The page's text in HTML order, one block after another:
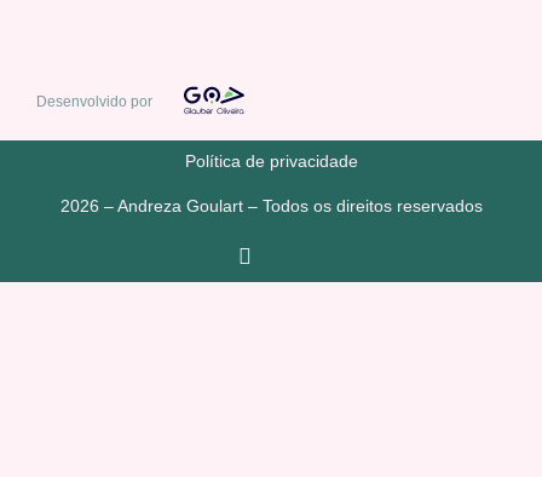
Desenvolvido por
Política de privacidade
2026 – Andreza Goulart – Todos os direitos reservados